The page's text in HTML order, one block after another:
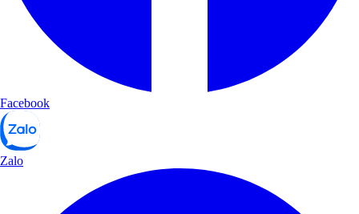
Facebook
Zalo